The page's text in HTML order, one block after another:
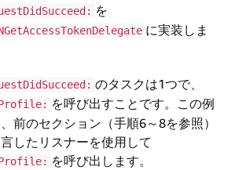
を
に実装しま
のタスクは1つで、
を呼び出すことです。この例
前のセクション（手順6～8を参照）
したリスナーを使用して
を呼び出します。